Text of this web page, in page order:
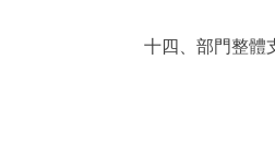
十四、部門整體